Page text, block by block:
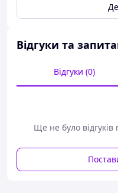
Відгуки та
Відгуки (0)
Ще не було